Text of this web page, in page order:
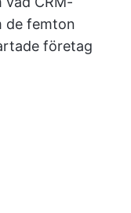
de femton
företag